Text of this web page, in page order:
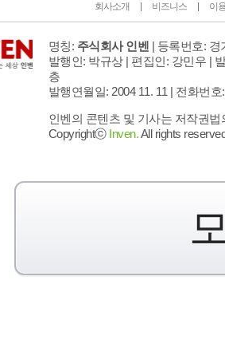
회사소개 비즈니스 이
명칭: 주식회사 인벤 | 등록번호: 경
발행인: 박규상 | 편집인: 강민우 |
층
발행연월일: 2004 11. 11 | 전화번호
인벤의 콘텐츠 및 기사는 저작권
Copyrightⓒ Inven.All rights